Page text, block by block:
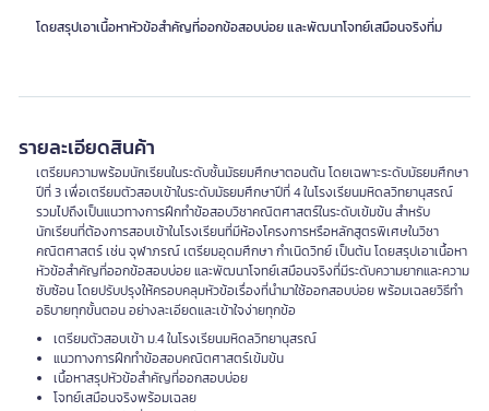
โดยสรุปเอาเนื้อหาหัวข้อสำคัญที่ออกข้อสอบบ่อย และพัฒนาโจทย์เสมือนจริงที่ม
รายละเอียดสินค้า
เตรียมความพร้อมนักเรียนในระดับชั้นมัธยมศึกษาตอนต้น โดยเฉพาะระดับมัธยมศึกษา
ปีที่ 3 เพื่อเตรียมตัวสอบเข้าในระดับมัธยมศึกษาปีที่ 4 ในโรงเรียนมหิดลวิทยานุสรณ์
รวมไปถึงเป็นแนวทางการฝึกทำข้อสอบวิชาคณิตศาสตร์ในระดับเข้มข้น สำหรับ
นักเรียนที่ต้องการสอบเข้าในโรงเรียนที่มีห้องโครงการหรือหลักสูตรพิเศษในวิชา
คณิตศาสตร์ เช่น จุฬาภรณ์ เตรียมอุดมศึกษา กำเนิดวิทย์ เป็นต้น โดยสรุปเอาเนื้อหา
หัวข้อสำคัญที่ออกข้อสอบบ่อย และพัฒนาโจทย์เสมือนจริงที่มีระดับความยากและความ
ซับซ้อน โดยปรับปรุงให้ครอบคลุมหัวข้อเรื่องที่นำมาใช้ออกสอบบ่อย พร้อมเฉลยวิธีทำ
อธิบายทุกขั้นตอน อย่างละเอียดและเข้าใจง่ายทุกข้อ
เตรียมตัวสอบเข้า ม.4 ในโรงเรียนมหิดลวิทยานุสรณ์
แนวทางการฝึกทำข้อสอบคณิตศาสตร์เข้มข้น
เนื้อหาสรุปหัวข้อสำคัญที่ออกสอบบ่อย
โจทย์เสมือนจริงพร้อมเฉลย